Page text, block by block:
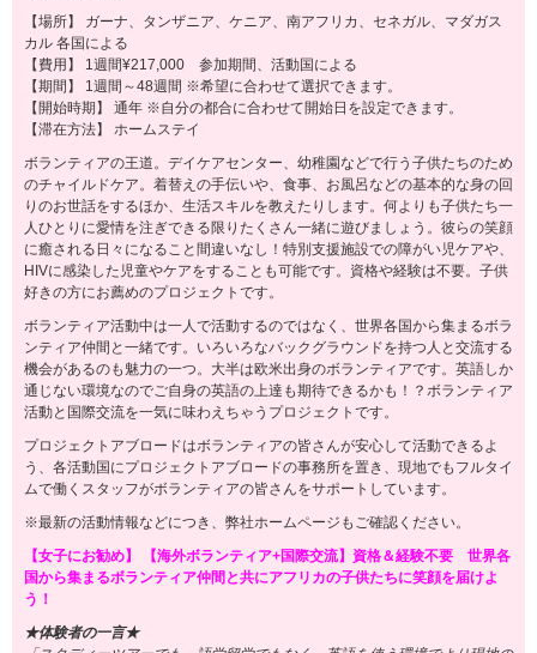
【場所】 ガーナ、タンザニア、ケニア、南アフリカ、セネガル、マダガス
カル 各国による
【費用】 1週間¥217,000 参加期間、活動国による
【期間】 1週間～48週間 ※希望に合わせて選択できます。
【開始時期】 通年 ※自分の都合に合わせて開始日を設定できます。
【滞在方法】 ホームステイ
ボランティアの王道。デイケアセンター、幼稚園などで行う子供たちのため
のチャイルドケア。着替えの手伝いや、食事、お風呂などの基本的な身の回
りのお世話をするほか、生活スキルを教えたりします。何よりも子供たち一
人ひとりに愛情を注ぎできる限りたくさん一緒に遊びましょう。彼らの笑顔
に癒される日々になること間違いなし！特別支援施設での障がい児ケアや、
HIVに感染した児童やケアをすることも可能です。資格や経験は不要。子供
好きの方にお薦めのプロジェクトです。
ボランティア活動中は一人で活動するのではなく、世界各国から集まるボラ
ンティア仲間と一緒です。いろいろなバックグラウンドを持つ人と交流する
機会があるのも魅力の一つ。大半は欧米出身のボランティアです。英語しか
通じない環境なのでご自身の英語の上達も期待できるかも！？ボランティア
活動と国際交流を一気に味わえちゃうプロジェクトです。
プロジェクトアブロードはボランティアの皆さんが安心して活動できるよ
う、各活動国にプロジェクトアブロードの事務所を置き、現地でもフルタイ
ムで働くスタッフがボランティアの皆さんをサポートしています。
※最新の活動情報などにつき、弊社ホームページもご確認ください。
【女子にお勧め】 【海外ボランティア+国際交流】資格＆経験不要 世界各
国から集まるボランティア仲間と共にアフリカの子供たちに笑顔を届けよ
う！
★体験者の一言★